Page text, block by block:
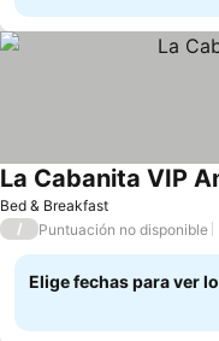
Bed & Breakfast
La Cabanita VIP
/ Puntuación no disponible
Elige fechas para ver